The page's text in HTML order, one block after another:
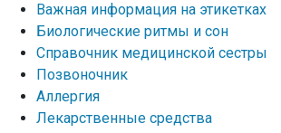
Важная информация на этикетках
Биологические ритмы и сон
Справочник медицинской сестры
Позвоночник
Аллергия
Лекарственные средства